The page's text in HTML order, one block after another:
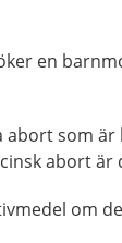
en
som
abort
om